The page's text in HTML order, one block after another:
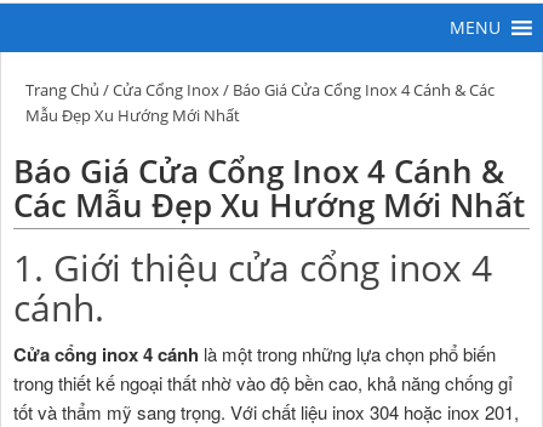
Trang Chủ /Cửa Cổng Inox/ Báo Giá Cửa Cổng Inox 4 Cánh & Các
Mẫu Đẹp Xu Hướng Mới Nhất
Báo Giá Cửa Cổng Inox 4 Cánh &
Các Mẫu Đẹp Xu Hướng Mới Nhất
1. Giới thiệu cửa cổng inox 4
cánh.
Cửa cổng inox 4 cánh là một trong những lựa chọn phổ biến
trong thiết kế ngoại thất nhờ vào độ bền cao, khả năng chống gỉ
tốt và thẩm mỹ sang trọng. Với chất liệu inox 304 hoặc inox 201,